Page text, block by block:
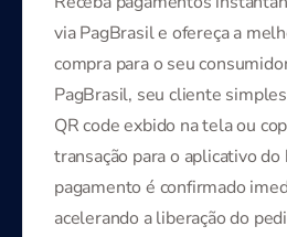
via PagBrasil e ofereça a
compra para o seu
PagBrasil, seu cliente
QR code exbido na tela ou
transação para o aplicativo do
pagamento é confirmado
acelerando a liberação do